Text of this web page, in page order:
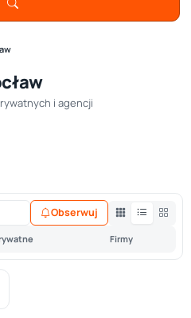
i agencji
Firmy
Obserwuj